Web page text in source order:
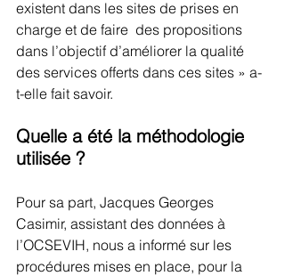
existent dans les sites de prises en
charge et de faire  des propositions
dans l’objectif d’améliorer la qualité
des services offerts dans ces sites » a-
t-elle fait savoir.
Quelle a été la méthodologie
utilisée ?
Pour sa part, Jacques Georges
Casimir, assistant des données à
l’OCSEVIH, nous a informé sur les
procédures mises en place, pour la